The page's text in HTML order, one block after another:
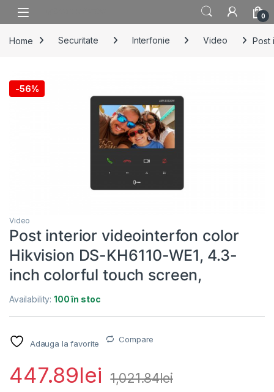
Skip to navigation
Skip to content
0
Home Securitate Interfonie Video Post
-56%
Video
Post interior videointerfon color
Hikvision DS-KH6110-WE1, 4.3-
inch colorful touch screen,
Availability:100 în stoc
Adauga la favorite Compare
447.89lei 1,021.84lei